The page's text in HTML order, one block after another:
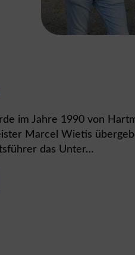
im Jahre 1990 von
Marcel Wietis
das Unter…